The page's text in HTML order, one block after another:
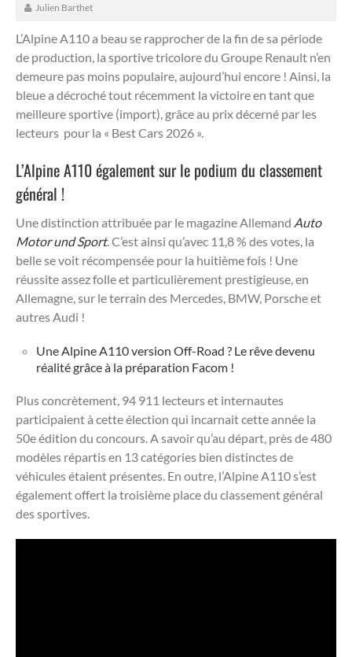
Julien Barthet
L’Alpine A110 a beau se rapprocher de la fin de sa période
de production, la sportive tricolore du Groupe Renault n’en
demeure pas moins populaire, aujourd’hui encore ! Ainsi, la
bleue a décroché tout récemment la victoire en tant que
meilleure sportive (import), grâce au prix décerné par les
lecteurs pour la « Best Cars 2026 ».
L’Alpine A110 également sur le podium du classement
général !
Une distinction attribuée par le magazine Allemand Auto
Motor und Sport. C’est ainsi qu’avec 11,8 % des votes, la
belle se voit récompensée pour la huitième fois ! Une
réussite assez folle et particulièrement prestigieuse, en
Allemagne, sur le terrain des Mercedes, BMW, Porsche et
autres Audi !
Une Alpine A110 version Off-Road ? Le rêve devenu
réalité grâce à la préparation Facom !
Plus concrètement, 94 911 lecteurs et internautes
participaient à cette élection qui incarnait cette année la
50e édition du concours. A savoir qu’au départ, près de 480
modèles répartis en 13 catégories bien distinctes de
véhicules étaient présentes. En outre, l’Alpine A110 s’est
également offert la troisième place du classement général
des sportives.